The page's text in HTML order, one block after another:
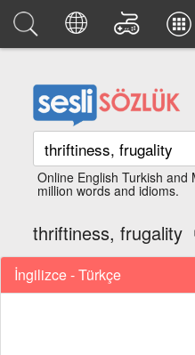
Online English Turkish and
million words and idioms.
thriftiness, frugality
İngilizce - Türkçe